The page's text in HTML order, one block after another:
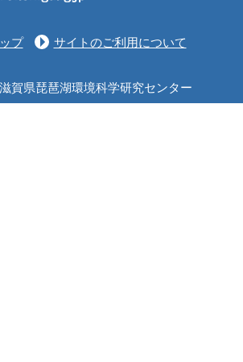
プ サイトのご利用について
賀県琵琶湖環境科学研究センター